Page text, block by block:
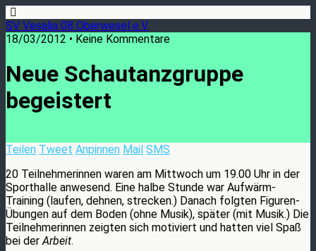
SV Vesalia 08 Oberwesel e.V.
18/03/2012 • Keine Kommentare
Neue Schautanzgruppe
begeistert
Teilen Tweet Anpinnen Mail SMS
20 Teilnehmerinnen waren am Mittwoch um 19.00 Uhr in der
Sporthalle anwesend. Eine halbe Stunde war Aufwärm-
Training (laufen, dehnen, strecken.) Danach folgten Figuren-
Übungen auf dem Boden (ohne Musik), später (mit Musik.) Die
Teilnehmerinnen zeigten sich motiviert und hatten viel Spaß
bei derArbeit.